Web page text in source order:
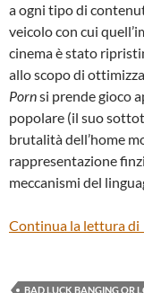
a ogni tipo di
veicolo con cui
cinema è stato
allo scopo di
Pornsi prende gioco
popolare (il suo
brutalità dell’home
rappresentazione
meccanismi del
Continua la lettura di
BAD LUCK BANGING OR